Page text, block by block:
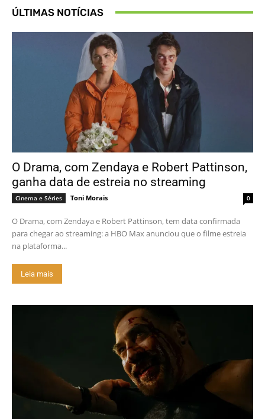
ÚLTIMAS NOTÍCIAS
O Drama, com Zendaya e Robert Pattinson,
ganha data de estreia no streaming
Cinema e Séries Toni Morais 0
O Drama, com Zendaya e Robert Pattinson, tem data confirmada
para chegar ao streaming: a HBO Max anunciou que o filme estreia
na plataforma...
Leia mais